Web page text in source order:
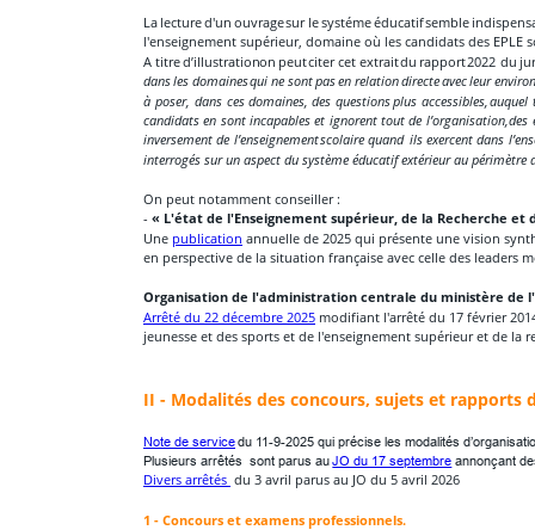
La lectured'un ouvragesur lesystémeéducatifsemble
l'enseignement supérieur, domaine où les candidats des EPLE
A titred’illustrationon peutcitercet extraitdu rapport2022 du
dansles domainesqui ne sontpasen relationdirecteavecleur
à poser, dans ces domaines, des questionsplus accessibles, auquel
candidats en sont incapables et ignorent tout de l’organisation,des
inversement de l’enseignementscolaire quand ils exercent dans
interrogés sur un aspect du système éducatif extérieur au
On peut notamment conseiller :
- « L'état de l'Enseignement supérieur, de la Recherche et
Une publication annuelle de 2025 qui présente une vision
en perspective de la situation française avec celle des leaders
Organisation de l'administration centrale du ministère de
Arrêté du 22 décembre 2025 modifiant l'arrêté du 17 février
jeunesse et des sports et de l'enseignement supérieur et de la
II - Modalités des concours, sujets et rapports
Note de service du 11-9-2025 qui précise les modalités
Plusieurs arrêtés  sont parus au JO du 17 septembre annonçant
Divers arrêtés du 3 avril parus au JO du 5 avril 2026
1 - Concours et examens professionnels.